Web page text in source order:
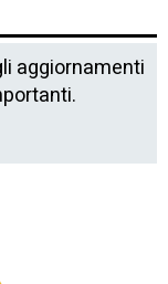
aggiornamenti